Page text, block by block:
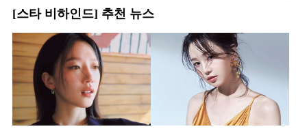
[스타 비하인드] 추천 뉴스